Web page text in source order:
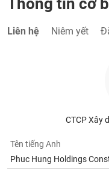
Thông tin cơ
Liên hệ Niêm yết
CTCP Xây
Tên tiếng Anh
Phuc Hung Holdings